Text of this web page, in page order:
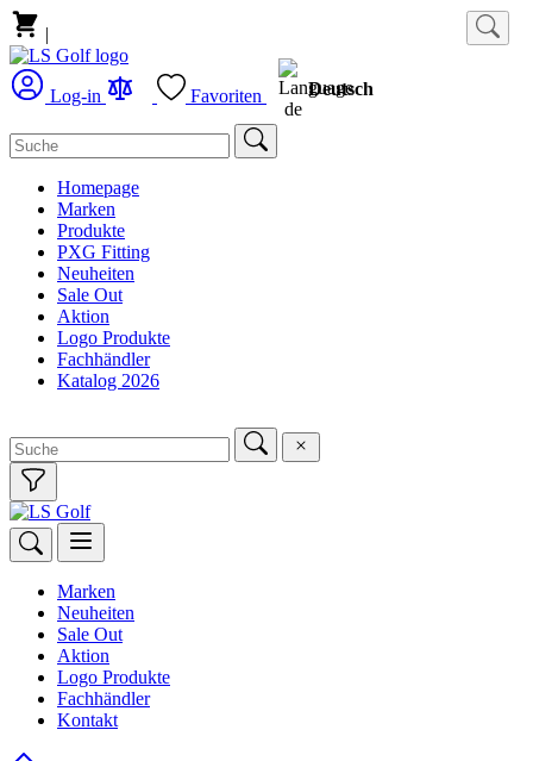
|
Log-in Favoriten Deutsch
Homepage
Marken
Produkte
PXG Fitting
Neuheiten
Sale Out
Aktion
Logo Produkte
Fachhändler
Katalog 2026
Marken
Neuheiten
Sale Out
Aktion
Logo Produkte
Fachhändler
Kontakt